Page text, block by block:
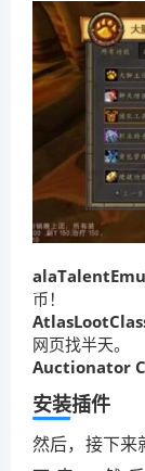
alaTalentEmu
币！
网页找半天。
Auctionator
安装插件
然后，接下来